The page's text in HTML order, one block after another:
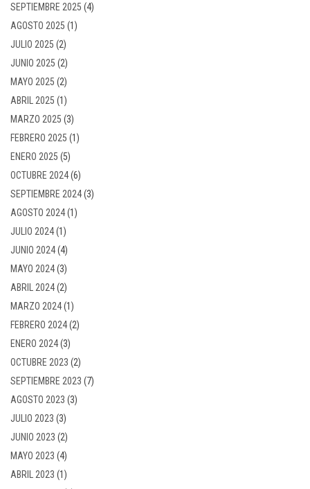
SEPTIEMBRE 2025 (4)
AGOSTO 2025 (1)
JULIO 2025 (2)
JUNIO 2025 (2)
MAYO 2025 (2)
ABRIL 2025 (1)
MARZO 2025 (3)
FEBRERO 2025 (1)
ENERO 2025 (5)
OCTUBRE 2024(6)
SEPTIEMBRE 2024(3)
AGOSTO 2024(1)
JULIO 2024(1)
JUNIO 2024(4)
MAYO 2024(3)
ABRIL 2024(2)
MARZO 2024(1)
FEBRERO 2024(2)
ENERO 2024(3)
OCTUBRE 2023 (2)
SEPTIEMBRE 2023 (7)
AGOSTO 2023 (3)
JULIO 2023 (3)
JUNIO 2023 (2)
MAYO 2023 (4)
ABRIL 2023 (1)